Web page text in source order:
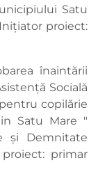
Satu
proiect:
înaintării
Socială
copilărie
Satu Mare "
și Demnitate
primar